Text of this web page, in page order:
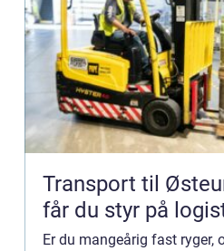
Transport til
får du styr på
Er du mangeårig fast ryger,